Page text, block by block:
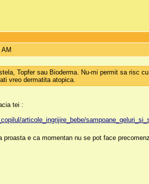
Topfer sau Bioderma. Nu-mi permit sa risc
vreo dermatita atopica.
tei :
articole_ingrijire_bebe/
proasta e ca momentan nu se pot face